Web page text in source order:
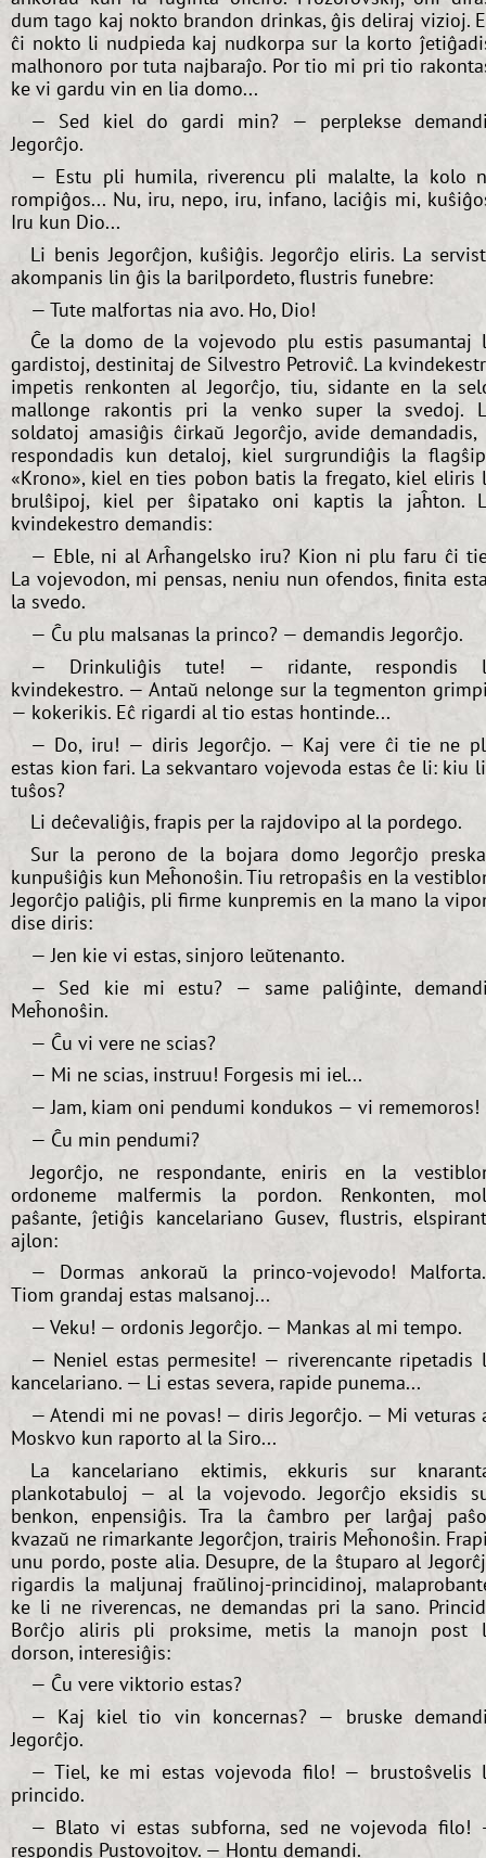
dum tago kaj nokto brandon drinkas, ĝis deliraj vizioj.
ĉi nokto li nudpieda kaj nudkorpa sur la korto
malhonoro por tuta najbaraĵo. Por tio mi pri tio
ke vi gardu vin en lia domo...
— Sed kiel do gardi min? — perplekse
Jegorĉjo.
— Estu pli humila, riverencu pli malalte, la kolo
rompiĝos... Nu, iru, nepo, iru, infano, laciĝis mi,
Iru kun Dio...
Li benis Jegorĉjon, kuŝiĝis. Jegorĉjo eliris. La
akompanis lin ĝis la barilpordeto, flustris funebre:
— Tute malfortas nia avo. Ho, Dio!
Ĉe la domo de la vojevodo plu estis pasumantaj
gardistoj, destinitaj de Silvestro Petroviĉ. La
impetis renkonten al Jegorĉjo, tiu, sidante en la
mallonge rakontis pri la venko super la svedoj.
soldatoj amasiĝis ĉirkaŭ Jegorĉjo, avide
respondadis kun detaloj, kiel surgrundiĝis la
«Krono», kiel en ties pobon batis la fregato, kiel eliris
brulŝipoj, kiel per ŝipatako oni kaptis la jaĥton.
kvindekestro demandis:
— Eble, ni al Arĥangelsko iru? Kion ni plu faru ĉi
La vojevodon, mi pensas, neniu nun ofendos, finita
la svedo.
— Ĉu plu malsanas la princo? — demandis Jegorĉjo.
— Drinkuliĝis tute! — ridante, respondis
kvindekestro. — Antaŭ nelonge sur la tegmenton
— kokerikis. Eĉ rigardi al tio estas hontinde...
— Do, iru! — diris Jegorĉjo. — Kaj vere ĉi tie ne
estas kion fari. La sekvantaro vojevoda estas ĉe li: kiu
tuŝos?
Li deĉevaliĝis, frapis per la rajdovipo al la pordego.
Sur la perono de la bojara domo Jegorĉjo
kunpuŝiĝis kun Meĥonoŝin. Tiu retropaŝis en la
Jegorĉjo paliĝis, pli firme kunpremis en la mano la
dise diris:
— Jen kie vi estas, sinjoro leŭtenanto.
— Sed kie mi estu? — same paliĝinte,
Meĥonoŝin.
— Ĉu vi vere ne scias?
— Mi ne scias, instruu! Forgesis mi iel...
— Jam, kiam oni pendumi kondukos — vi rememoros!
— Ĉu min pendumi?
Jegorĉjo, ne respondante, eniris en la
ordoneme malfermis la pordon. Renkonten,
paŝante, ĵetiĝis kancelariano Gusev, flustris,
ajlon:
— Dormas ankoraŭ la princo-vojevodo!
Tiom grandaj estas malsanoj...
— Veku! — ordonis Jegorĉjo. — Mankas al mi tempo.
— Neniel estas permesite! — riverencante ripetadis
kancelariano. — Li estas severa, rapide punema...
— Atendi mi ne povas! — diris Jegorĉjo. — Mi veturas
Moskvo kun raporto al la Siro...
La kancelariano ektimis, ekkuris sur
plankotabuloj — al la vojevodo. Jegorĉjo eksidis
benkon, enpensiĝis. Tra la ĉambro per larĝaj
kvazaŭ ne rimarkante Jegorĉjon, trairis Meĥonoŝin.
unu pordo, poste alia. Desupre, de la ŝtuparo al
rigardis la maljunaj fraŭlinoj-princidinoj,
ke li ne riverencas, ne demandas pri la sano.
Borĉjo aliris pli proksime, metis la manojn post
dorson, interesiĝis:
— Ĉu vere viktorio estas?
— Kaj kiel tio vin koncernas? — bruske
Jegorĉjo.
— Tiel, ke mi estas vojevoda filo! — brustoŝvelis
princido.
— Blato vi estas subforna, sed ne vojevoda filo!
respondis Pustovojtov. — Hontu demandi.